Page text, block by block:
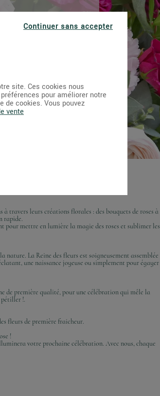
travers leurs créations florales : des bouquets de roses à
rapide.
pour mettre en lumière la magie des roses et sublimer les
La Reine des fleurs est soigneusement assemblée
une naissance joyeuse ou simplement pour égayer
de première qualité, pour une célébration qui mêle la
pétiller !.
fleurs de première fraicheur.
!
votre prochaine célébration. Avec nous, chaque
Continuer sans accepter
site. Ces cookies nous
pour améliorer notre
de cookies. Vous pouvez
vente